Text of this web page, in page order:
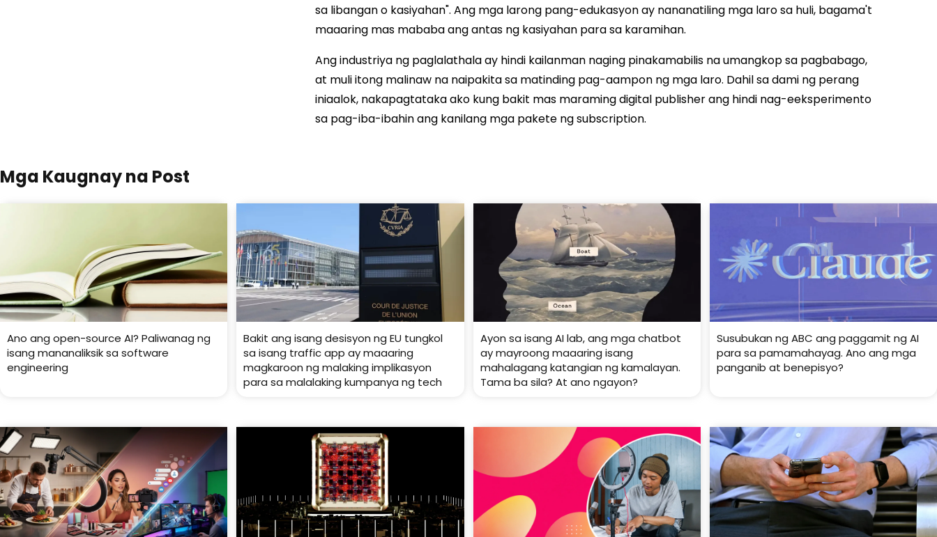
sa libangan o kasiyahan". Ang mga larong pang-edukasyon ay nananatiling mga laro sa huli, bagama't
maaaring mas mababa ang antas ng kasiyahan para sa karamihan.
Ang industriya ng paglalathala ay hindi kailanman naging pinakamabilis na umangkop sa pagbabago,
at muli itong malinaw na naipakita sa matinding pag-aampon ng mga laro. Dahil sa dami ng perang
iniaalok, nakapagtataka ako kung bakit mas maraming digital publisher ang hindi nag-eeksperimento
sa pag-iba-ibahin ang kanilang mga pakete ng subscription.
Mga Kaugnay na Post
Ano ang open-source AI? Paliwanag ng
isang mananaliksik sa software
engineering
Bakit ang isang desisyon ng EU tungkol
sa isang traffic app ay maaaring
magkaroon ng malaking implikasyon
para sa malalaking kumpanya ng tech
Ayon sa isang AI lab, ang mga chatbot
ay mayroong maaaring isang
mahalagang katangian ng kamalayan.
Tama ba sila? At ano ngayon?
Susubukan ng ABC ang paggamit ng AI
para sa pamamahayag. Ano ang mga
panganib at benepisyo?